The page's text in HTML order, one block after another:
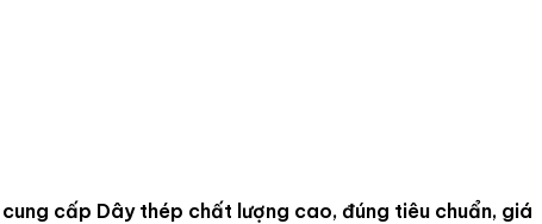
cung cấp Dây thép chất lượng cao, đúng tiêu chuẩn, giá